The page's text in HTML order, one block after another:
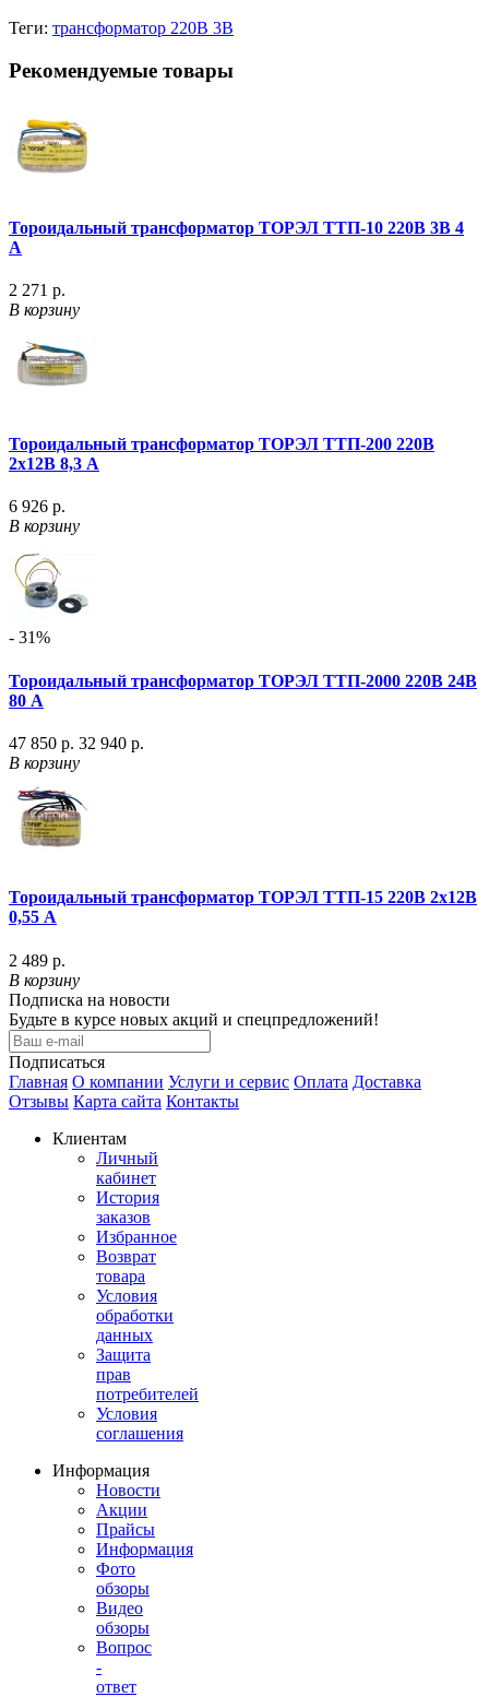
Теги: трансформатор 220В 3В
Рекомендуемые товары
Тороидальный трансформатор ТОРЭЛ ТТП-10 220В 3В 4
А
2 271 р.
В корзину
Тороидальный трансформатор ТОРЭЛ ТТП-200 220В
2х12В 8,3 А
6 926 р.
В корзину
- 31%
Тороидальный трансформатор ТОРЭЛ ТТП-2000 220В 24В
80 А
47 850 р. 32 940 р.
В корзину
Тороидальный трансформатор ТОРЭЛ ТТП-15 220В 2х12В
0,55 А
2 489 р.
В корзину
Подписка на новости
Будьте в курсе новых акций и спецпредложений!
Подписаться
Главная О компании Услуги и сервис Оплата Доставка
Отзывы Карта сайта Контакты
Клиентам
Личный
кабинет
История
заказов
Избранное
Возврат
товара
Условия
обработки
данных
Защита
прав
потребителей
Условия
соглашения
Информация
Новости
Акции
Прайсы
Информация
Фото
обзоры
Видео
обзоры
Вопрос
-
ответ